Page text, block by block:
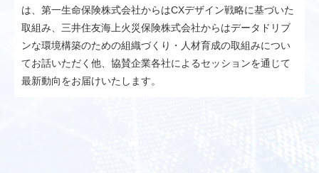
は、第一生命保険株式会社からはCXデザイン戦略に基づいた
取組み、三井住友海上火災保険株式会社からはデータドリブ
ンな環境構築のための組織づくり・人材育成の取組みについ
てお話いただく他、協賛企業各社によるセッションを通じて
最新動向をお届けいたします。